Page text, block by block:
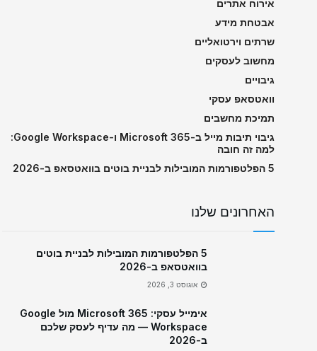
אירוח אתרים
אבטחת מידע
שרתים וירטואליים
מחשוב לעסקים
גיבויים
וואטסאפ עסקי
תמיכת מחשבים
גיבוי תיבות מייל ב-Microsoft 365 ו-Google Workspace:
למה זה חובה
5 הפלטפורמות המובילות לבניית בוטים בוואטסאפ ב-2026
האחרונים שלנו
5 הפלטפורמות המובילות לבניית בוטים
בוואטסאפ ב-2026
אוגוסט 3, 2026
אימייל עסקי: Microsoft 365 מול Google
Workspace — מה עדיף לעסק שלכם
ב-2026